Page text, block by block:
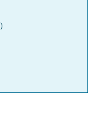
）